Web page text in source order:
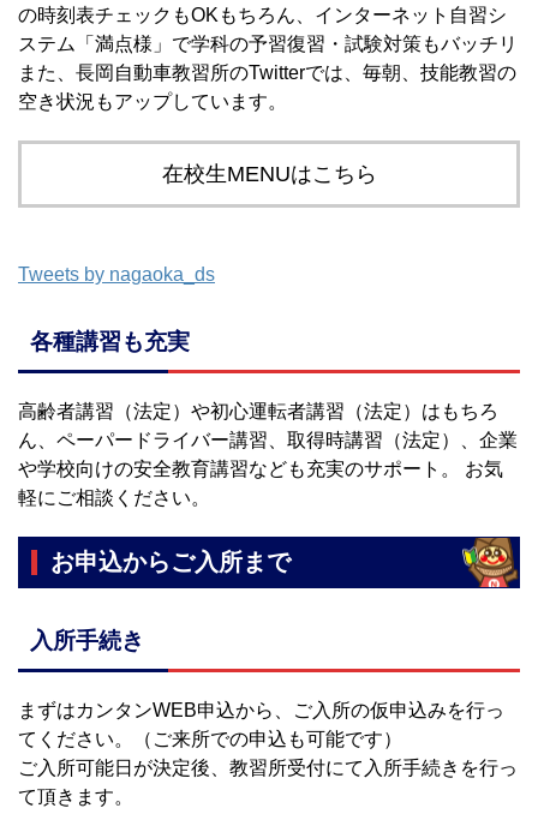
の時刻表チェックもOKもちろん、インターネット自習シ
ステム「満点様」で学科の予習復習・試験対策もバッチリ
また、長岡自動車教習所のTwitterでは、毎朝、技能教習の
空き状況もアップしています。
在校生MENUはこちら
Tweets by nagaoka_ds
各種講習も充実
高齢者講習（法定）や初心運転者講習（法定）はもちろ
ん、ペーパードライバー講習、取得時講習（法定）、企業
や学校向けの安全教育講習なども充実のサポート。 お気
軽にご相談ください。
お申込からご入所まで
入所手続き
まずはカンタンWEB申込から、ご入所の仮申込みを行っ
てください。（ご来所での申込も可能です）
ご入所可能日が決定後、教習所受付にて入所手続きを行っ
て頂きます。